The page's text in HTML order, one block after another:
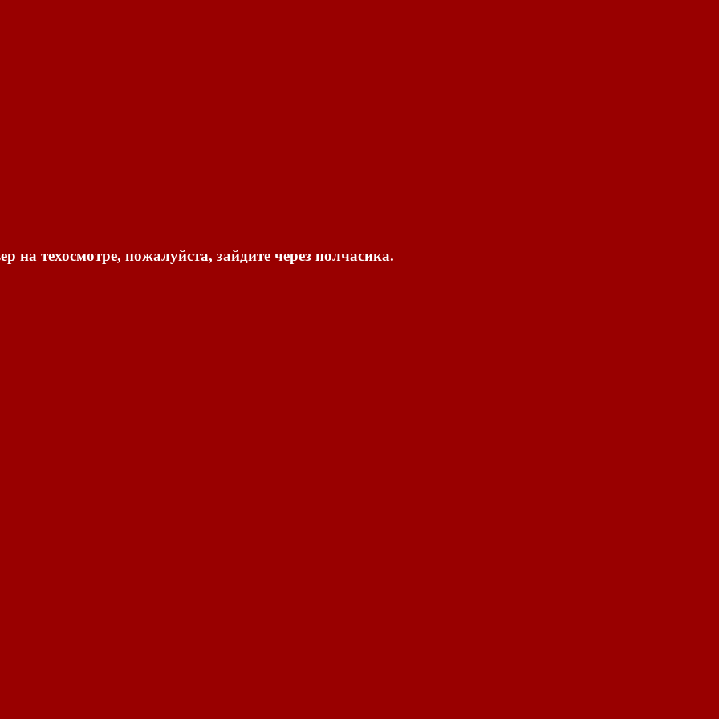
на техосмотре, пожалуйста, зайдите через полчасика.